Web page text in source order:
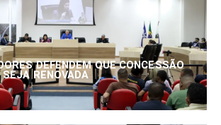
DEFENDEM QUE CONCESSÃO
RENOVADA